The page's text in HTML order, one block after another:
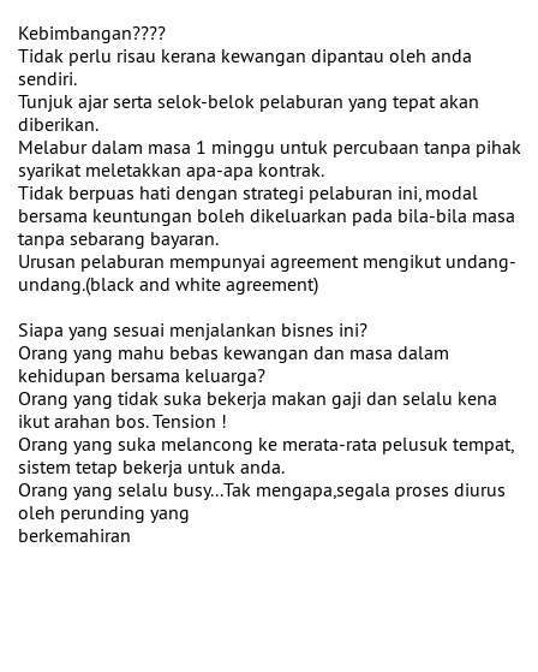
Kebimbangan????
Tidak perlu risau kerana kewangan dipantau oleh anda
sendiri.
Tunjuk ajar serta selok-belok pelaburan yang tepat akan
diberikan.
Melabur dalam masa 1 minggu untuk percubaan tanpa pihak
syarikat meletakkan apa-apa kontrak.
Tidak berpuas hati dengan strategi pelaburan ini, modal
bersama keuntungan boleh dikeluarkan pada bila-bila masa
tanpa sebarang bayaran.
Urusan pelaburan mempunyai agreement mengikut undang-
undang.(black and white agreement)
Siapa yang sesuai menjalankan bisnes ini?
Orang yang mahu bebas kewangan dan masa dalam
kehidupan bersama keluarga?
Orang yang tidak suka bekerja makan gaji dan selalu kena
ikut arahan bos. Tension !
Orang yang suka melancong ke merata-rata pelusuk tempat,
sistem tetap bekerja untuk anda.
Orang yang selalu busy...Tak mengapa,segala proses diurus
oleh perunding yang
berkemahiran